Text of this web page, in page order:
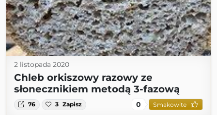
2 listopada 2020
Chleb orkiszowy razowy ze
słonecznikiem metodą 3-fazową
76 3 Zapisz 0 Smakowite